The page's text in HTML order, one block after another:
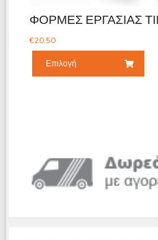
ΦΟΡΜΕΣ ΕΡΓΑΣΙΑΣ
€20.50
Επιλογή